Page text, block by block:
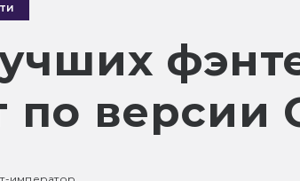
по версии